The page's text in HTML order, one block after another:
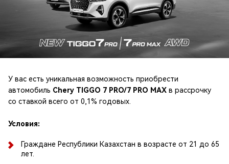
У вас есть уникальная возможность приобрести
автомобиль Chery TIGGO 7 PRO/7 PRO MAX в рассрочку
со ставкой всего от 0,1% годовых.
Условия:
Граждане Республики Казахстан в возрасте от 21 до 65
лет.